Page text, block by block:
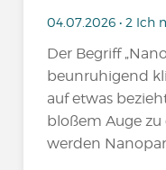
04.07.2026 • 2 Ich
Der Begriff
beunruhigend
auf etwas
bloßem Auge
werden